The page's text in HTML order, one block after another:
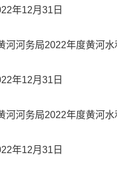
年12月31日
河河务局2022年度黄河
年12月31日
河河务局2022年度黄河
年12月31日